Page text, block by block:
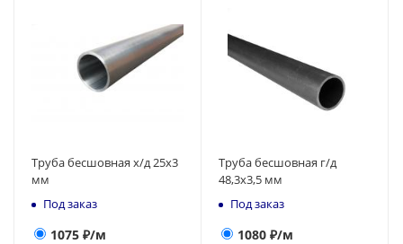
Труба бесшовная х/д 25х3
мм
Под заказ
1075 ₽/м
Труба бесшовная г/д
48,3х3,5 мм
Под заказ
1080 ₽/м